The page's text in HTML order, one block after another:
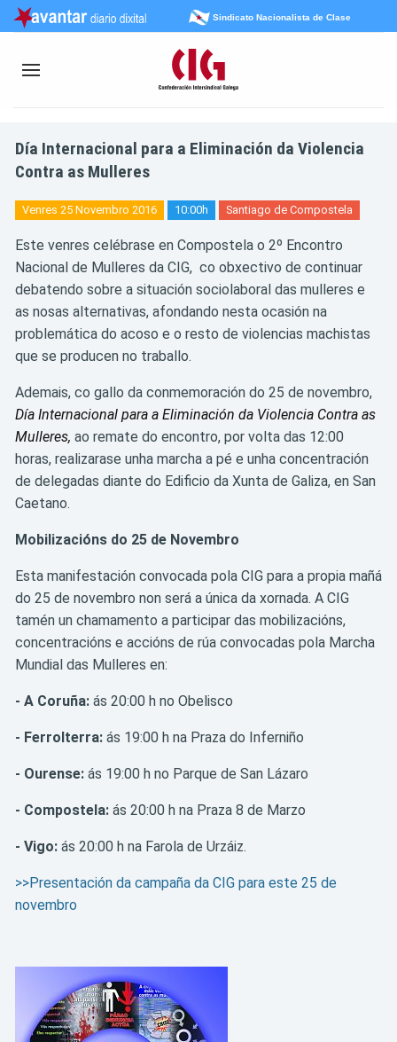
Sindicato Nacionalista de Clase
Día Internacional para a Eliminación da Violencia
Contra as Mulleres
Venres 25 Novembro 2016 10:00h Santiago de Compostela
Este venres celébrase en Compostela o 2º Encontro
Nacional de Mulleres da CIG, co obxectivo de continuar
debatendo sobre a situación sociolaboral das mulleres e
as nosas alternativas, afondando nesta ocasión na
problemática do acoso e o resto de violencias machistas
que se producen no traballo.
Ademais, co gallo da conmemoración do 25 de novembro,
Día Internacional para a Eliminación da Violencia Contra as
Mulleres, ao remate do encontro, por volta das 12:00
horas, realizarase unha marcha a pé e unha concentración
de delegadas diante do Edificio da Xunta de Galiza, en San
Caetano.
Mobilizacións do 25 de Novembro
Esta manifestación convocada pola CIG para a propia mañá
do 25 de novembro non será a única da xornada. A CIG
tamén un chamamento a participar das mobilizacións,
concentracións e accións de rúa convocadas pola Marcha
Mundial das Mulleres en:
- A Coruña: ás 20:00 h no Obelisco
- Ferrolterra: ás 19:00 h na Praza do Inferniño
- Ourense: ás 19:00 h no Parque de San Lázaro
- Compostela: ás 20:00 h na Praza 8 de Marzo
- Vigo: ás 20:00 h na Farola de Urzáiz.
>>Presentación da campaña da CIG para este 25 de
novembro